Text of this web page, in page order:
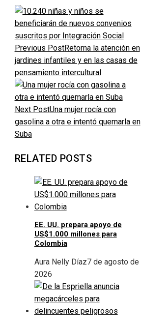
Previous PostRetorna la atención en
jardines infantiles y en las casas de
pensamiento intercultural
Next PostUna mujer rocía con
gasolina a otra e intentó quemarla en
Suba
RELATED POSTS
EE. UU. prepara apoyo de
US$1.000 millones para
Colombia
Aura Nelly Díaz7 de agosto de
2026